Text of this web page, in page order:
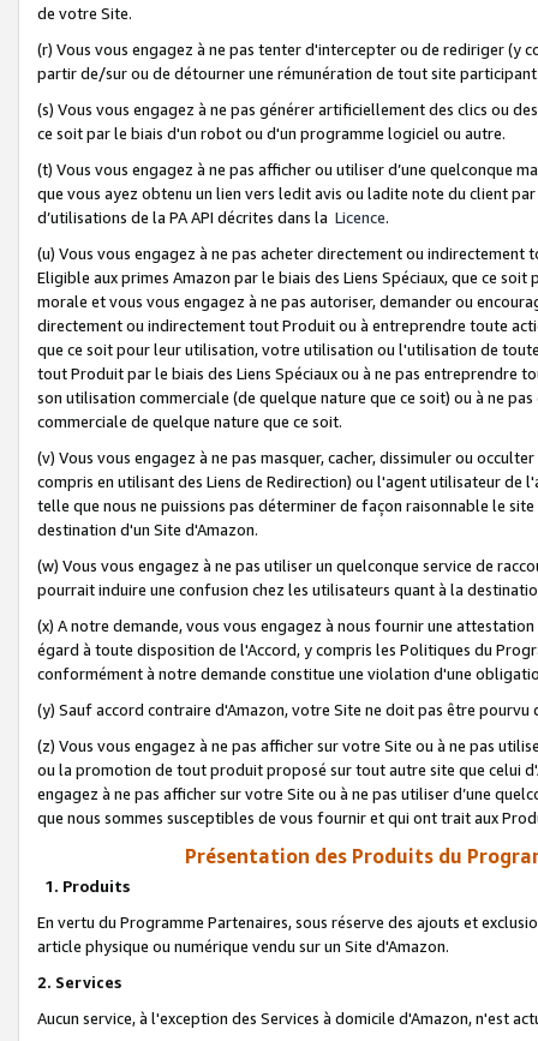
de votre Site.
(r) Vous vous engagez à ne pas tenter d'intercepter ou de rediriger
partir de/sur ou de détourner une rémunération de tout site
(s) Vous vous engagez à ne pas générer artificiellement des clics ou
ce soit par le biais d'un robot ou d'un programme logiciel ou autre.
(t) Vous vous engagez à ne pas afficher ou utiliser d’une quelconque
que vous ayez obtenu un lien vers ledit avis ou ladite note du client
d’utilisations de la PA API décrites dans la Licence.
(u) Vous vous engagez à ne pas acheter directement ou
Eligible aux primes Amazon par le biais des Liens Spéciaux, que ce
morale et vous vous engagez à ne pas autoriser, demander ou
directement ou indirectement tout Produit ou à entreprendre toute
que ce soit pour leur utilisation, votre utilisation ou l'utilisation de
tout Produit par le biais des Liens Spéciaux ou à ne pas entreprendre
son utilisation commerciale (de quelque nature que ce soit) ou à ne
commerciale de quelque nature que ce soit.
(v) Vous vous engagez à ne pas masquer, cacher, dissimuler ou
compris en utilisant des Liens de Redirection) ou l'agent utilisateur
telle que nous ne puissions pas déterminer de façon raisonnable le
destination d'un Site d'Amazon.
(w) Vous vous engagez à ne pas utiliser un quelconque service de
pourrait induire une confusion chez les utilisateurs quant à la
(x) A notre demande, vous vous engagez à nous fournir une
égard à toute disposition de l'Accord, y compris les Politiques du
conformément à notre demande constitue une violation d'une
(y) Sauf accord contraire d'Amazon, votre Site ne doit pas être
(z) Vous vous engagez à ne pas afficher sur votre Site ou à ne pas
ou la promotion de tout produit proposé sur tout autre site que celui
engagez à ne pas afficher sur votre Site ou à ne pas utiliser d’une
que nous sommes susceptibles de vous fournir et qui ont trait aux
Présentation des Produits du
1. Produits
En vertu du Programme Partenaires, sous réserve des ajouts et
article physique ou numérique vendu sur un Site d'Amazon.
2. Services
Aucun service, à l'exception des Services à domicile d'Amazon, n'est